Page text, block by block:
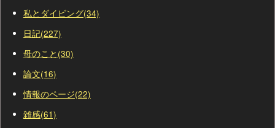
私とダイビング(34)
日記(227)
母のこと(30)
論文(16)
情報のページ(22)
雑感(61)